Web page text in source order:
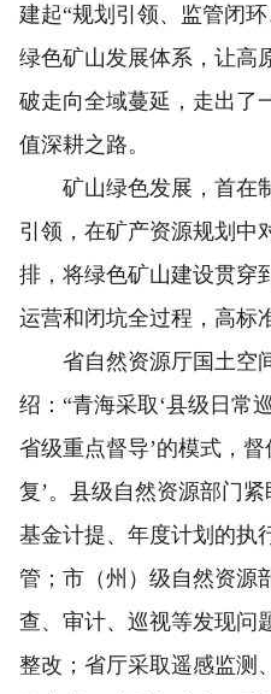
建起“规划引领、监管闭
绿色矿山发展体系，让高
破走向全域蔓延，走出了
值深耕之路。
矿山绿色发展，首在制
引领，在矿产资源规划中
排，将绿色矿山建设贯穿
运营和闭坑全过程，高标
省自然资源厅国土空
绍：“青海采取‘县级日常
省级重点督导’的模式，
复’。县级自然资源部门紧
基金计提、年度计划的执
管；市（州）级自然资源
查、审计、巡视等发现问
整改；省厅采取遥感监测